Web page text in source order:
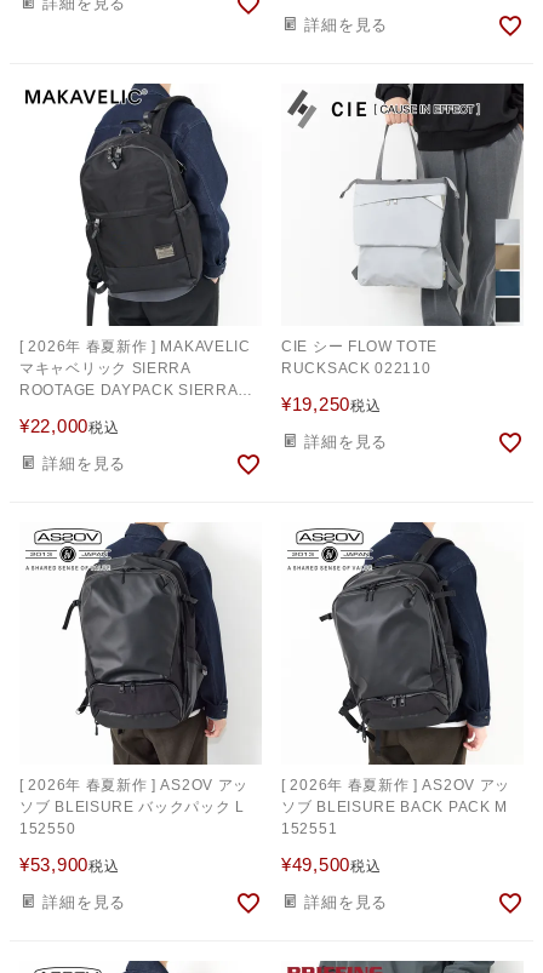
詳細を見る
詳細を見る
[ 2026年 春夏新作 ] MAKAVELIC
マキャベリック SIERRA
ROOTAGE DAYPACK SIERRA
¥22,000税込
詳細を見る
CIE シー FLOW TOTE
RUCKSACK 022110
¥19,250税込
詳細を見る
[ 2026年 春夏新作 ] AS2OV アッ
ソブ BLEISURE バックパック L
152550
¥53,900税込
詳細を見る
[ 2026年 春夏新作 ] AS2OV アッ
ソブ BLEISURE BACK PACK M
152551
¥49,500税込
詳細を見る